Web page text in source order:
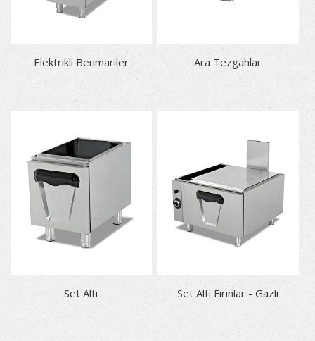
Elektrikli Benmariler Ara Tezgahlar
Set Altı Set Altı Fırınlar - Gazlı